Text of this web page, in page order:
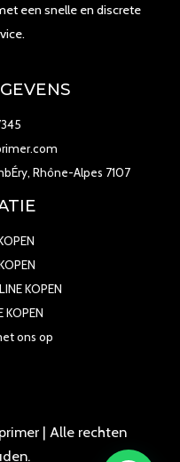
een snelle en discrete
Rhône-Alpes 7107
KOPEN
KOPEN
ons op
| Alle rechten